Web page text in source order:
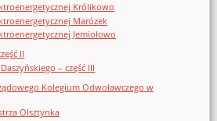
Królikowo
Marózek
Jemiołowo
II
– część III
Kolegium Odwoławczego w
Olsztynka